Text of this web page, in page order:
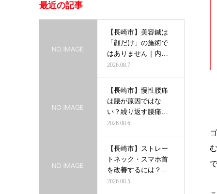
最近の記事
【長崎市】美容鍼は
「顔だけ」の施術で
はありません｜内側
から輝く美し…
2026.08.7
【長崎市】慢性腰痛
は腰が原因ではな
い？繰り返す腰痛を
根本から改善す…
2026.08.6
【長崎市】ストレー
トネック・スマホ首
を改善するには？首
だけを治療し…
2026.08.5